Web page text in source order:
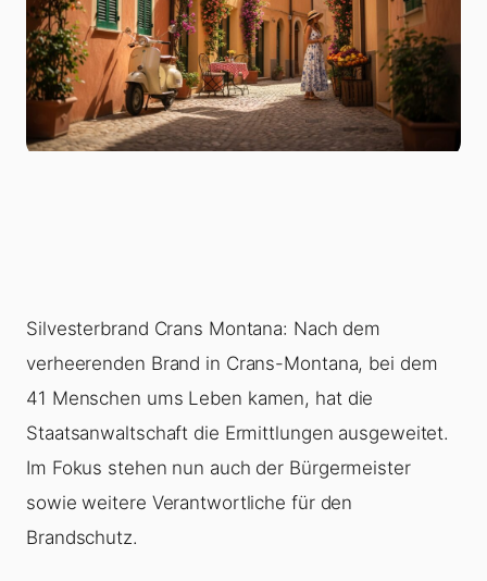
Silvesterbrand Crans Montana: Nach dem
verheerenden Brand in Crans-Montana, bei dem
41 Menschen ums Leben kamen, hat die
Staatsanwaltschaft die Ermittlungen ausgeweitet.
Im Fokus stehen nun auch der Bürgermeister
sowie weitere Verantwortliche für den
Brandschutz.